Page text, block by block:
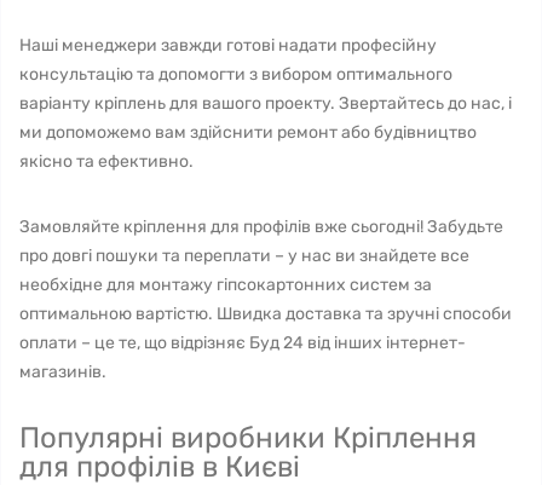
Наші менеджери завжди готові надати професійну
консультацію та допомогти з вибором оптимального
варіанту кріплень для вашого проекту. Звертайтесь до нас, і
ми допоможемо вам здійснити ремонт або будівництво
якісно та ефективно.
Замовляйте кріплення для профілів вже сьогодні! Забудьте
про довгі пошуки та переплати – у нас ви знайдете все
необхідне для монтажу гіпсокартонних систем за
оптимальною вартістю. Швидка доставка та зручні способи
оплати – це те, що відрізняє Буд 24 від інших інтернет-
магазинів.
Популярні виробники Кріплення
для профілів в Києві